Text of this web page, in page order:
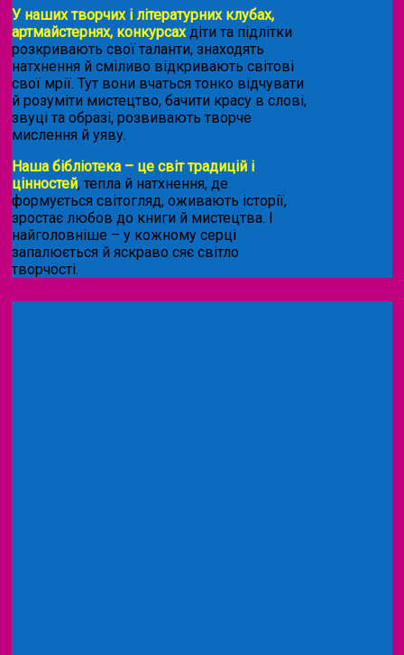
У наших творчих і літературних клубах,
артмайстернях, конкурсахдіти та підлітки
розкривають свої таланти, знаходять
натхнення й сміливо відкривають світові
свої мрії. Тут вони вчаться тонко відчувати
й розуміти мистецтво, бачити красу в слові,
звуці та образі, розвивають творче
мислення й уяву.
Наша бібліотека – це світ традицій і
цінностей, тепла й натхнення, де
формується світогляд, оживають історії,
зростає любов до книги й мистецтва. І
найголовніше – у кожному серці
запалюється й яскраво сяє світло
творчості.